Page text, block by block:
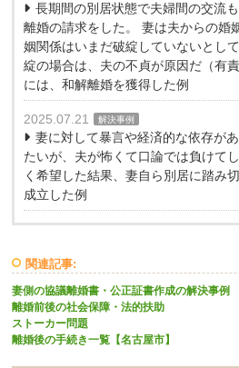
長期間の別居状態で夫婦間の交流
離婚の請求をした。 妻は夫からの婚
姻関係はいまだ破綻していないとし
綻の場合は、夫の不貞が原因だ（有
には、和解離婚を獲得した例
2025.07.21 解決事例
妻に対して暴言や経済的な依存が
たいが、夫が怖くて口論では負けて
く希望した結果、妻自ら別居に踏み
成立した例
関連記事:
妻側の協議離婚書・公正証書作成の解決事例
離婚前後の社会保障・法的扶助
ストーカー問題
離婚後の手続き一覧【名古屋市】